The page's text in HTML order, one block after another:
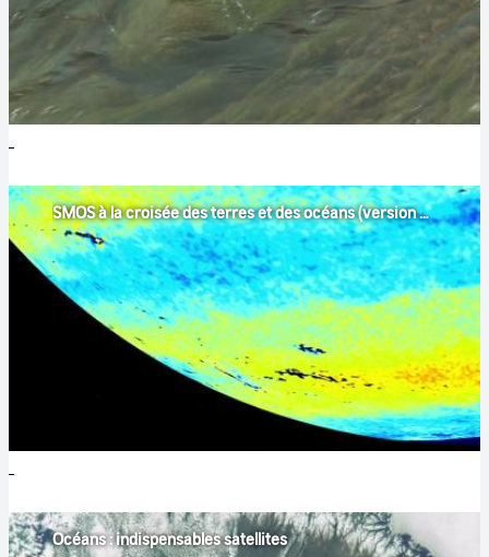
SMOS à la croisée des terres et des océans (version finale - VF)
Océans : indispensables satellites